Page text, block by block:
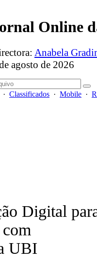
Online
Anabela
agosto de 2026
· Classificados · Mobile ·
Digital
UBI